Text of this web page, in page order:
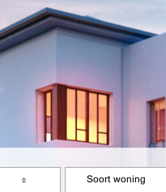
Soort woning